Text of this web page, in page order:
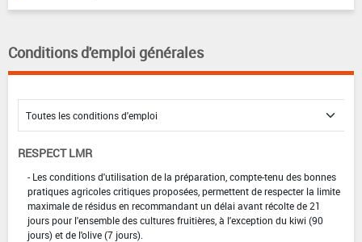
Conditions d'emploi générales
RESPECT LMR
- Les conditions d'utilisation de la préparation, compte-tenu des bonnes
pratiques agricoles critiques proposées, permettent de respecter la limite
maximale de résidus en recommandant un délai avant récolte de 21
jours pour l'ensemble des cultures fruitières, à l'exception du kiwi (90
jours) et de l'olive (7 jours).